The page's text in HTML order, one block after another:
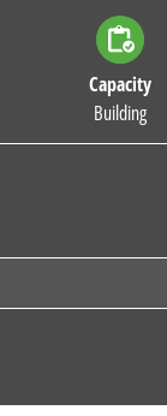
Capacity
Building